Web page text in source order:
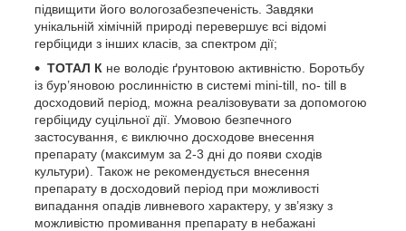
підвищити його вологозабезпеченість. Завдяки
унікальній хімічній природі перевершує всі відомі
гербіциди з інших класів, за спектром дії;
ТОТАЛ К не володіє ґрунтовою активністю. Боротьбу
із бур’яновою рослинністю в системі mini-till, no- till в
досходовий період, можна реалізовувати за допомогою
гербіциду суцільної дії. Умовою безпечного
застосування, є виключно досходове внесення
препарату (максимум за 2-3 дні до появи сходів
культури). Також не рекомендується внесення
препарату в досходовий період при можливості
випадання опадів ливневого характеру, у зв’язку з
можливістю промивання препарату в небажані